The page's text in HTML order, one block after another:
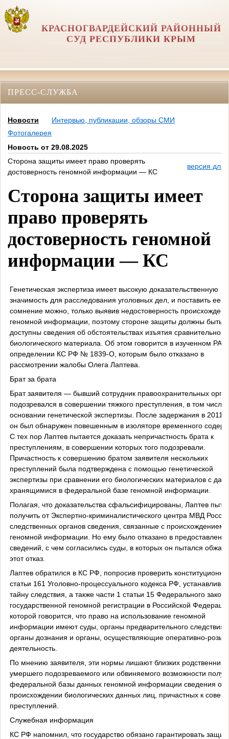
КРАСНОГВАРДЕЙСКИЙ РАЙОННЫЙ
СУД РЕСПУБЛИКИ КРЫМ
ПРЕСС-СЛУЖБА
Новости
Интервью, публикации, обзоры СМИ
Фотогалерея
Новость от 29.08.2025
Сторона защиты имеет право проверять
достоверность геномной информации — КС
версия для
Сторона защиты имеет
право проверять
достоверность геномной
информации — КС
Генетическая экспертиза имеет высокую доказательственную
значимость для расследования уголовных дел, и поставить ее
сомнение можно, только выявив недостоверность
геномной информации, поэтому стороне защиты должны быть
доступны сведения об обстоятельствах изъятия сравнительного
биологического материала. Об этом говорится в изученном
определении КС РФ № 1839-О, которым было отказано в
рассмотрении жалобы Олега Лаптева.
Брат за брата
Брат заявителя — бывший сотрудник правоохранительных
подозревался в совершении тяжкого преступления, в том числе
основании генетической экспертизы. После задержания в 2011
он был обнаружен повешенным в изоляторе временного
С тех пор Лаптев пытается доказать непричастность брата к
преступлениям, в совершении которых того подозревали.
Причастность к совершению братом заявителя нескольких
преступлений была подтверждена с помощью генетической
экспертизы при сравнении его биологических материалов с
хранящимися в федеральной базе геномной информации.
Полагая, что доказательства сфальсифицированы, Лаптев
получить от Экспертно-криминалистического центра МВД
следственных органов сведения, связанные с происхождением
геномной информации. Но ему было отказано в
сведений, с чем согласились суды, в которых он пытался
этот отказ.
Лаптев обратился в КС РФ, попросив проверить
статьи 161 Уголовно-процессуального кодекса РФ,
тайну следствия, а также части 1 статьи 15 Федерального
государственной геномной регистрации в Российской
которой говорится, что право на использование геномной
информации имеют суды, органы предварительного следствия,
органы дознания и органы, осуществляющие оперативно-
деятельность.
По мнению заявителя, эти нормы лишают близких
умершего подозреваемого или обвиняемого возможности
федеральной базы данных геномной информации сведения о
происхождении биологических данных лиц, причастных к
преступлений.
Служебная информация
КС РФ напомнил, что государство обязано гарантировать